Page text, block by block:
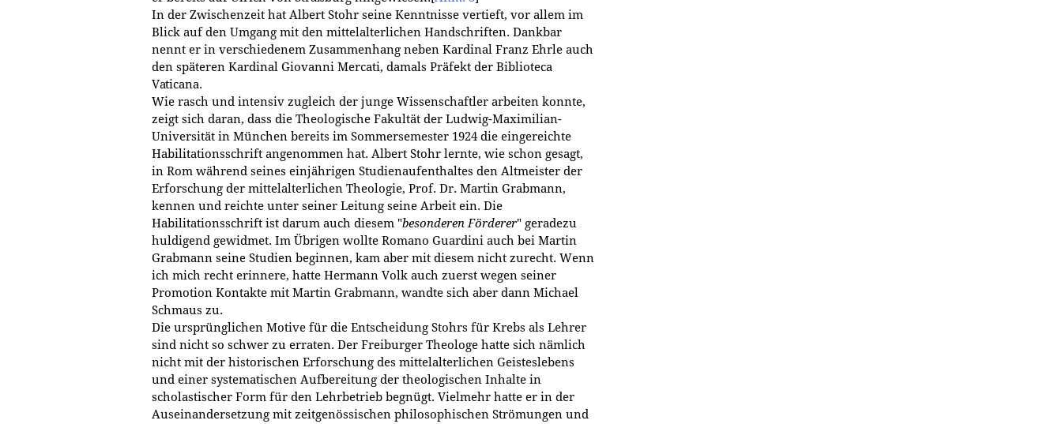
In der Zwischenzeit hat Albert Stohr seine Kenntnisse vertieft, vor allem im
Blick auf den Umgang mit den mittelalterlichen Handschriften. Dankbar
nennt er in verschiedenem Zusammenhang neben Kardinal Franz Ehrle auch
den späteren Kardinal Giovanni Mercati, damals Präfekt der Biblioteca
Vaticana.
Wie rasch und intensiv zugleich der junge Wissenschaftler arbeiten konnte,
zeigt sich daran, dass die Theologische Fakultät der Ludwig-Maximilian-
Universität in München bereits im Sommersemester 1924 die eingereichte
Habilitationsschrift angenommen hat. Albert Stohr lernte, wie schon gesagt,
in Rom während seines einjährigen Studienaufenthaltes den Altmeister der
Erforschung der mittelalterlichen Theologie, Prof. Dr. Martin Grabmann,
kennen und reichte unter seiner Leitung seine Arbeit ein. Die
Habilitationsschrift ist darum auch diesem "besonderen Förderer" geradezu
huldigend gewidmet. Im Übrigen wollte Romano Guardini auch bei Martin
Grabmann seine Studien beginnen, kam aber mit diesem nicht zurecht. Wenn
ich mich recht erinnere, hatte Hermann Volk auch zuerst wegen seiner
Promotion Kontakte mit Martin Grabmann, wandte sich aber dann Michael
Schmaus zu.
Die ursprünglichen Motive für die Entscheidung Stohrs für Krebs als Lehrer
sind nicht so schwer zu erraten. Der Freiburger Theologe hatte sich nämlich
nicht mit der historischen Erforschung des mittelalterlichen Geisteslebens
und einer systematischen Aufbereitung der theologischen Inhalte in
scholastischer Form für den Lehrbetrieb begnügt. Vielmehr hatte er in der
Auseinandersetzung mit zeitgenössischen philosophischen Strömungen und